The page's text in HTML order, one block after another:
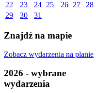
22
23 24 25 26 27
28
29
30 31
Znajdź na mapie
Zobacz wydarzenia na planie
2026 - wybrane
wydarzenia